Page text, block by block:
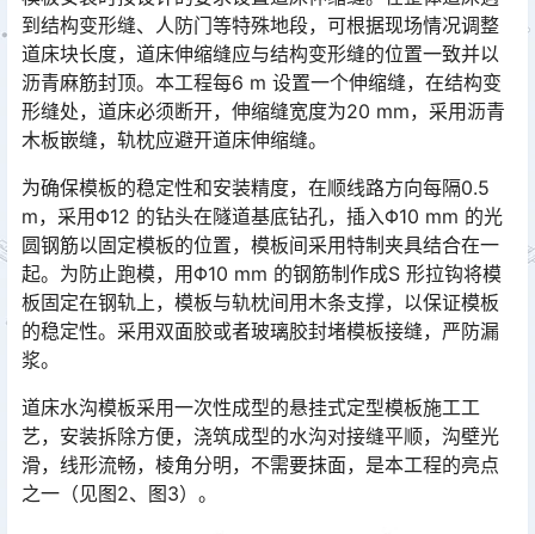
到结构变形缝、人防门等特殊地段，可根据现场情况调整
道床块长度，道床伸缩缝应与结构变形缝的位置一致并以
沥青麻筋封顶。本工程每6 m 设置一个伸缩缝，在结构变
形缝处，道床必须断开，伸缩缝宽度为20 mm，采用沥青
木板嵌缝，轨枕应避开道床伸缩缝。󠅅󠅃󠄵󠅂󠄪󠇖󠆨󠆨󠇕󠆞󠆒󠅬󠇘󠆭󠆘󠇙󠆝󠅵󠇗󠆭󠆁󠄐󠇗󠅹󠅸󠇖󠆍󠅳󠇖󠅹󠅰󠇖󠆌󠅹
为确保模板的稳定性和安装精度，在顺线路方向每隔0.5
m，采用Φ12 的钻头在隧道基底钻孔，插入Φ10 mm 的光
圆钢筋以固定模板的位置，模板间采用特制夹具结合在一
起。为防止跑模，用Φ10 mm 的钢筋制作成S 形拉钩将模
板固定在钢轨上，模板与轨枕间用木条支撑，以保证模板
的稳定性。采用双面胶或者玻璃胶封堵模板接缝，严防漏
浆。󠅅󠅃󠄵󠅂󠄪󠇖󠆨󠆨󠇕󠆞󠆒󠅬󠇘󠆭󠆘󠇙󠆝󠅵󠇗󠆭󠆁󠄐󠇗󠅹󠅸󠇖󠆍󠅳󠇖󠅹󠅰󠇖󠆌󠅹
道床水沟模板采用一次性成型的悬挂式定型模板施工工
艺，安装拆除方便，浇筑成型的水沟对接缝平顺，沟壁光
滑，线形流畅，棱角分明，不需要抹面，是本工程的亮点
之一（见图2、图3）。󠅅󠅃󠄵󠅂󠄪󠇖󠆨󠆨󠇕󠆞󠆒󠅬󠇘󠆭󠆘󠇙󠆝󠅵󠇗󠆭󠆁󠄐󠇗󠅹󠅸󠇖󠆍󠅳󠇖󠅹󠅰󠇖󠆌󠅹